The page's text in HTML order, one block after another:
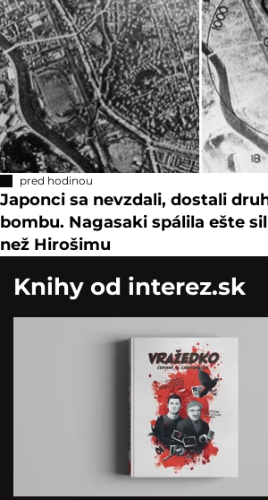
pred hodinou
Japonci sa nevzdali, dostali
bombu. Nagasaki spálila ešte
než Hirošimu
Knihy od interez.sk